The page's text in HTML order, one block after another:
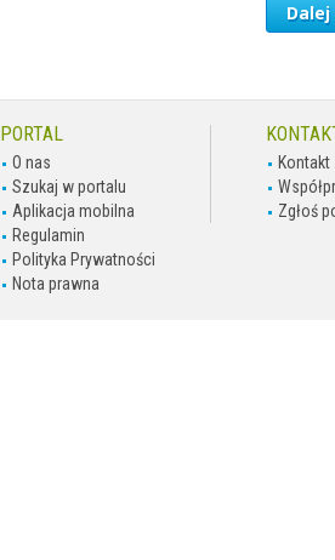
PORTAL
O nas
Szukaj w portalu
Aplikacja mobilna
Regulamin
Polityka Prywatności
Nota prawna
Kontakt
Zgłoś